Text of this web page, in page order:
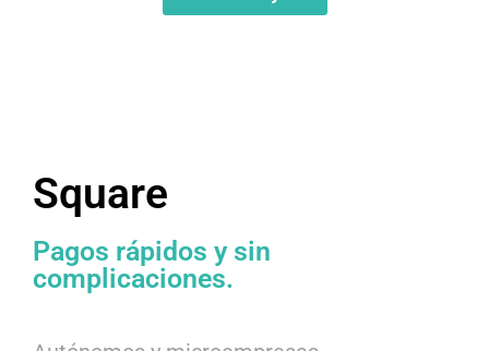
Square
Pagos rápidos y sin
complicaciones.